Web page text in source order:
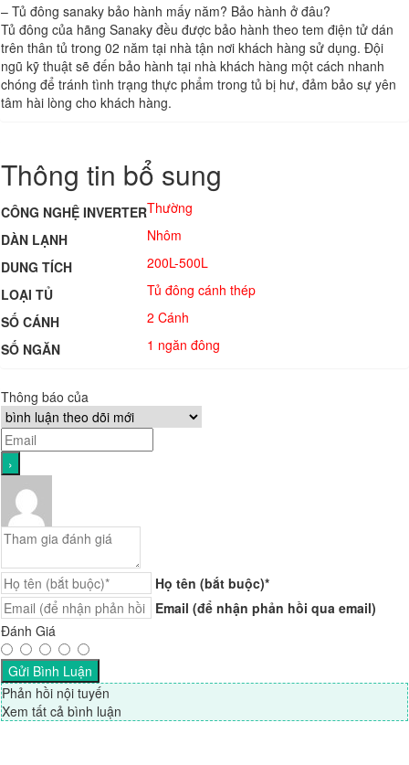
– Tủ đông sanaky bảo hành mấy năm? Bảo hành ở đâu?
Tủ đông của hãng Sanaky đều được bảo hành theo tem điện tử dán
trên thân tủ trong 02 năm tại nhà tận nơi khách hàng sử dụng. Đội
ngũ kỹ thuật sẽ đến bảo hành tại nhà khách hàng một cách nhanh
chóng để tránh tình trạng thực phẩm trong tủ bị hư, đảm bảo sự yên
tâm hài lòng cho khách hàng.
Thông tin bổ sung
CÔNG NGHỆ INVERTERThường
DÀN LẠNH
Nhôm
DUNG TÍCH
200L-500L
LOẠI TỦ
Tủ đông cánh thép
SỐ CÁNH
2 Cánh
SỐ NGĂN
1 ngăn đông
Thông báo của
Họ tên (bắt buộc)*
Email (để nhận phản hồi qua email)
Đánh Giá
Phản hồi nội tuyến
Xem tất cả bình luận